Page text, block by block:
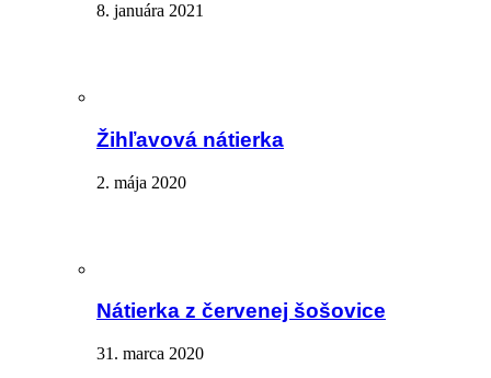
8. januára 2021
Žihľavová nátierka
2. mája 2020
Nátierka z červenej šošovice
31. marca 2020